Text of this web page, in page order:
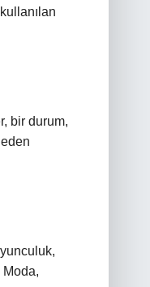
bir durum,
Moda,